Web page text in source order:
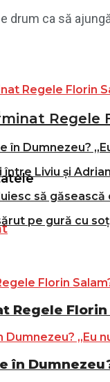
drum ca să
Regele
în Dumnezeu?
Liviu și
să
pe gură cu
Regele
în